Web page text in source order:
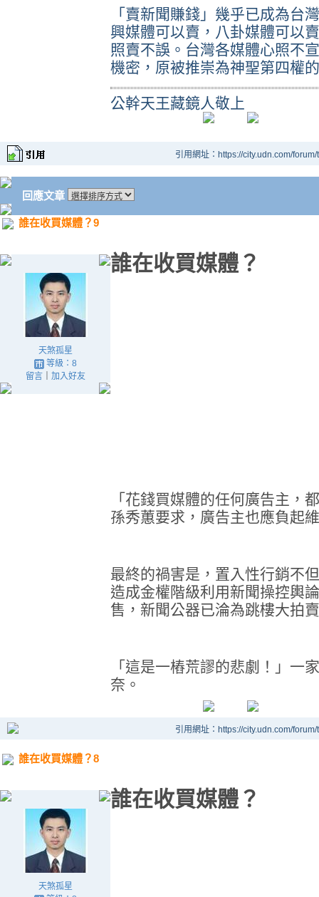
「賣新聞賺錢」幾乎已成為台
興媒體可以賣，八卦媒體可以
照賣不誤。台灣各媒體心照不
機密，原被推崇為神聖第四權
公幹天王藏鏡人敬上
引用網址：https://city.udn.com/
回應文章
誰在收買媒體？9
天煞孤星
等級：8
留言｜ 加入好友
誰在收買媒體？
「花錢買媒體的任何廣告主，
孫秀蕙要求，廣告主也應負起
最終的禍害是，置入性行銷不
造成金權階級利用新聞操控輿
售，新聞公器已淪為跳樓大拍
「這是一樁荒謬的悲劇！」一
奈。
引用網址：https://city.udn.com/
誰在收買媒體？8
天煞孤星
誰在收買媒體？